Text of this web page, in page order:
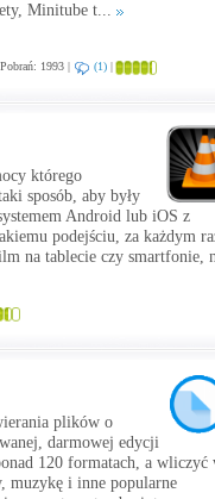
Minitube t...
1993 | (1) |
którego
sposób, aby były
Android lub iOS z
podejściu, za każdym
na tablecie czy smartfonie,
plików o
darmowej edycji
120 formatach, a wliczyć
muzykę i inne popularne